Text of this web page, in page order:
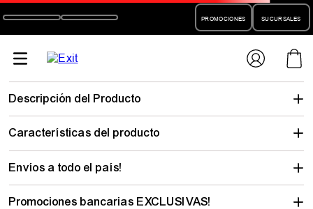
PROMOCIONES SUCURSALES
bermuda-
No encontramos lo que buscabas…
pero hay mucho para descubrir